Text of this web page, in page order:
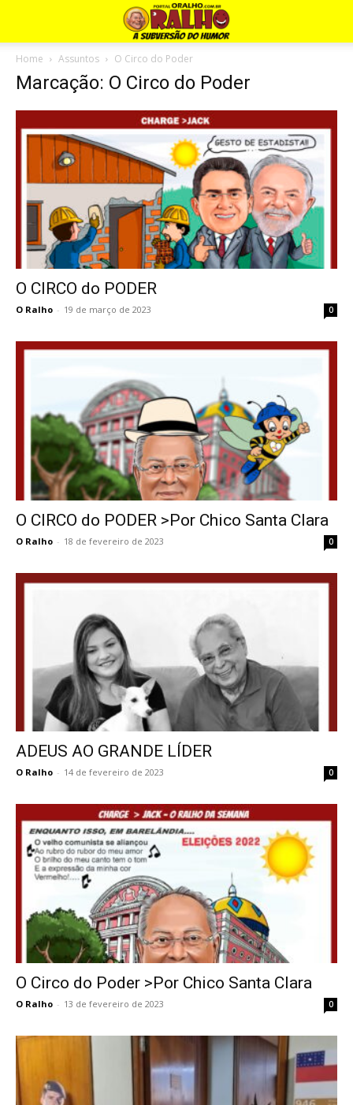
Home Assuntos O Circo do Poder
Marcação: O Circo do Poder
O CIRCO do PODER
O Ralho - 19 de março de 2023 0
O CIRCO do PODER >Por Chico Santa Clara
O Ralho - 18 de fevereiro de 2023 0
ADEUS AO GRANDE LÍDER
O Ralho - 14 de fevereiro de 2023 0
O Circo do Poder >Por Chico Santa Clara
O Ralho - 13 de fevereiro de 2023 0